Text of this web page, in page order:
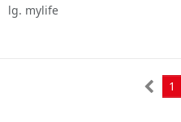
lg. mylife
1